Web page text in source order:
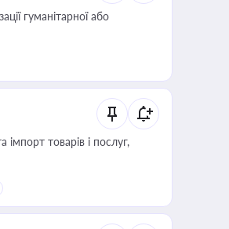
гуманітарної або
товарів і послуг,